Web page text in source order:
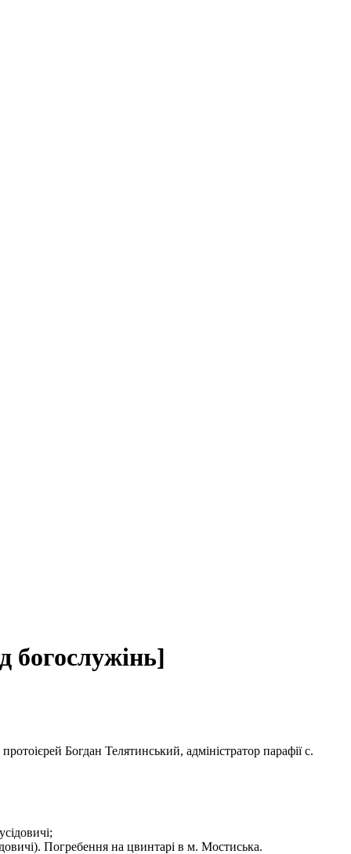
богослужінь]
Богдан Телятинський, адміністратор парафії с.
Погребення на цвинтарі в м. Мостиська.